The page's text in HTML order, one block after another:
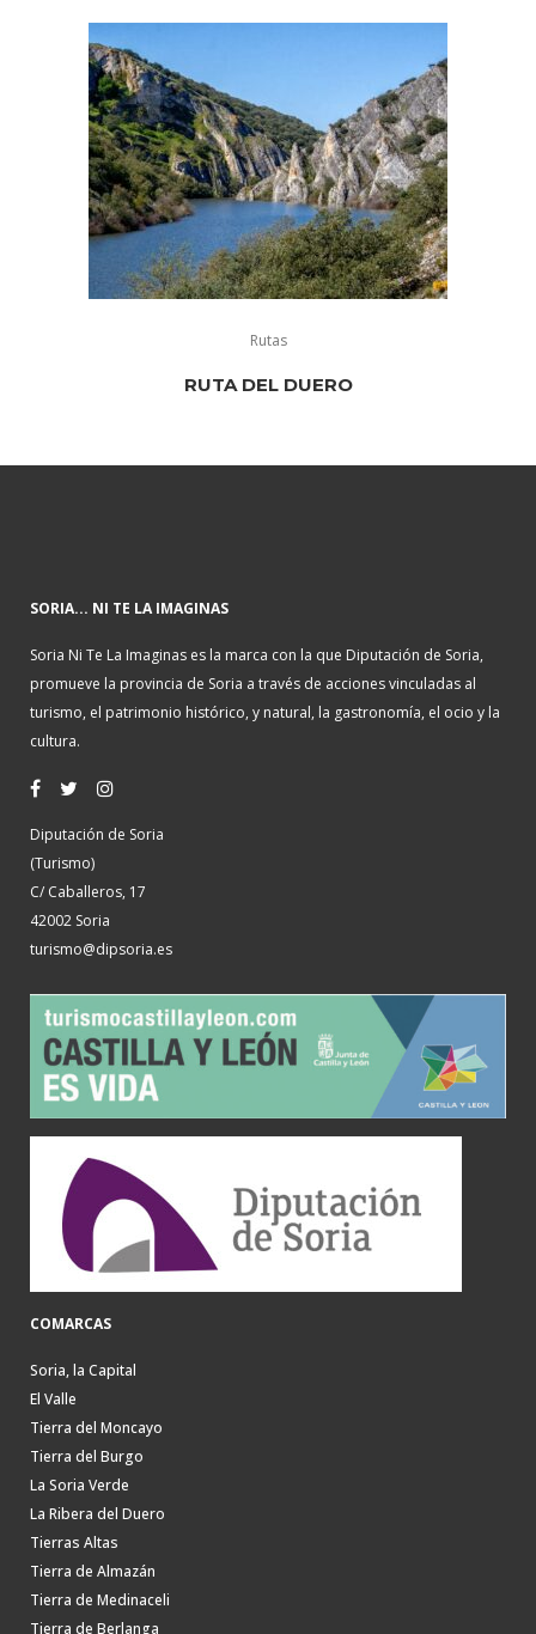
Rutas
RUTA DEL DUERO
SORIA... NI TE LA IMAGINAS
Soria Ni Te La Imaginas es la marca con la que Diputación de Soria,
promueve la provincia de Soria a través de acciones vinculadas al
turismo, el patrimonio histórico, y natural, la gastronomía, el ocio y la
cultura.
Diputación de Soria
(Turismo)
C/ Caballeros, 17
42002 Soria
turismo@dipsoria.es
COMARCAS
Soria, la Capital
El Valle
Tierra del Moncayo
Tierra del Burgo
La Soria Verde
La Ribera del Duero
Tierras Altas
Tierra de Almazán
Tierra de Medinaceli
Tierra de Berlanga